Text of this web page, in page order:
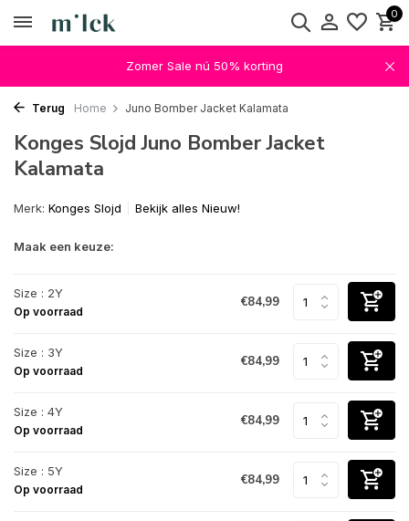
0
Zomer Sale nú 50% korting
Terug Home Juno Bomber Jacket Kalamata
Konges Slojd Juno Bomber Jacket
Kalamata
Merk: Konges Slojd Bekijk alles Nieuw!
Maak een keuze:
Size : 2Y
Op voorraad
€84,99
Size : 3Y
Op voorraad
€84,99
Size : 4Y
Op voorraad
€84,99
Size : 5Y
Op voorraad
€84,99